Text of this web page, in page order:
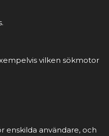
vilken sökmotor
enskilda användare, och